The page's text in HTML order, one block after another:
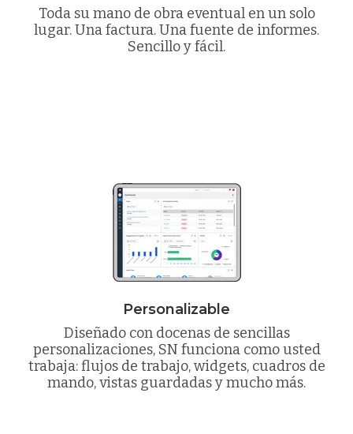
Toda su mano de obra eventual en un solo
lugar. Una factura. Una fuente de informes.
Sencillo y fácil.
Personalizable
Diseñado con docenas de sencillas
personalizaciones, SN funciona como usted
trabaja: flujos de trabajo, widgets, cuadros de
mando, vistas guardadas y mucho más.